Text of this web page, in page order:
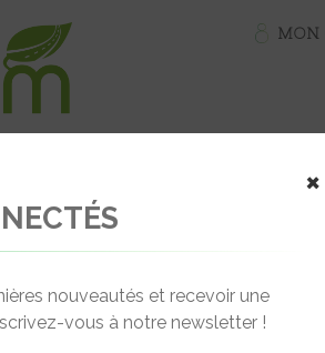
MON
×
nouveautés et recevoir une
vous à notre newsletter !